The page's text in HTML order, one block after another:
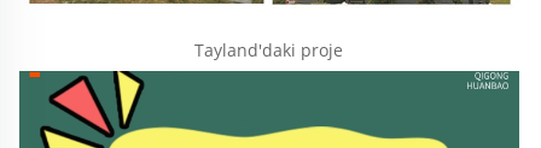
Tayland'daki proje